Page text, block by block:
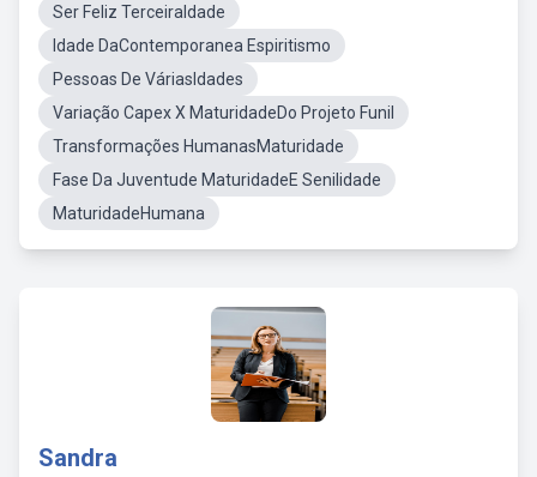
Ser Feliz TerceiraIdade
Idade DaContemporanea Espiritismo
Pessoas De VáriasIdades
Variação Capex X MaturidadeDo Projeto Funil
Transformações HumanasMaturidade
Fase Da Juventude MaturidadeE Senilidade
MaturidadeHumana
Sandra